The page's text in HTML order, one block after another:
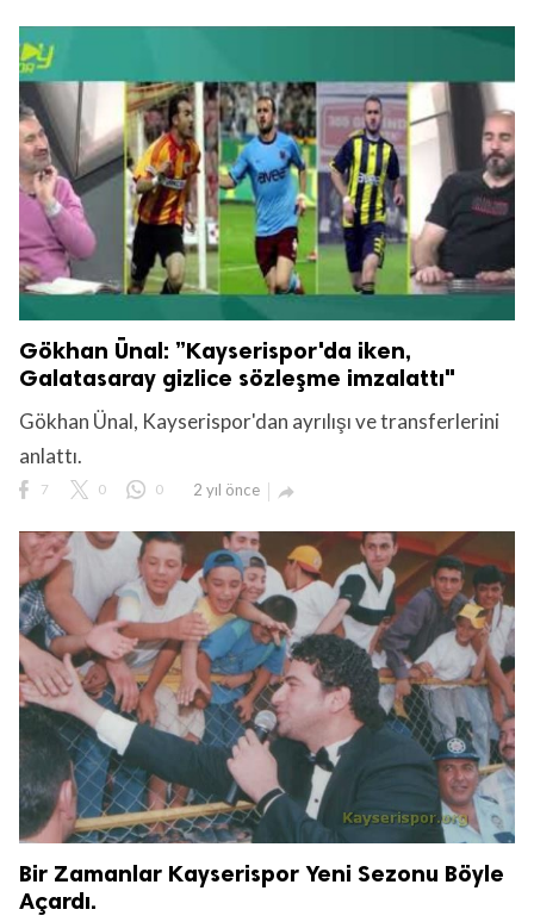
Gökhan Ünal: ”Kayserispor'da iken,
Galatasaray gizlice sözleşme imzalattı"
Gökhan Ünal, Kayserispor'dan ayrılışı ve transferlerini
anlattı.
7 0 0 2 yıl önce 
Bir Zamanlar Kayserispor Yeni Sezonu Böyle
Açardı.